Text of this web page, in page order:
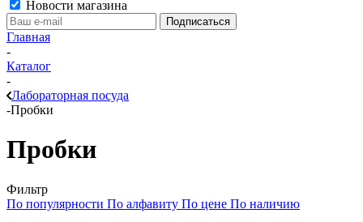
Новости магазина
Главная
-
Каталог
-
Лабораторная посуда
-Пробки
Пробки
Фильтр
По популярности По алфавиту По цене По наличию